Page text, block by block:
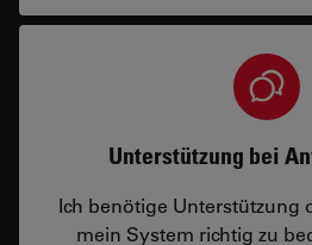
Unterstützung bei
Ich benötige Unterstützung
mein System richtig zu